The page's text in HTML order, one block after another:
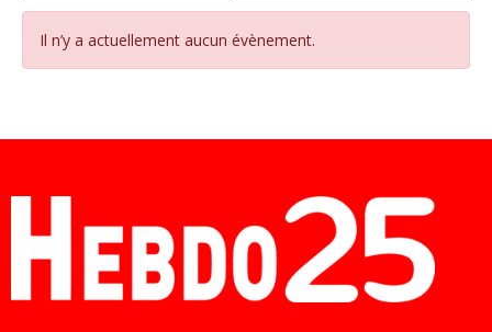
Il n’y a actuellement aucun évènement.